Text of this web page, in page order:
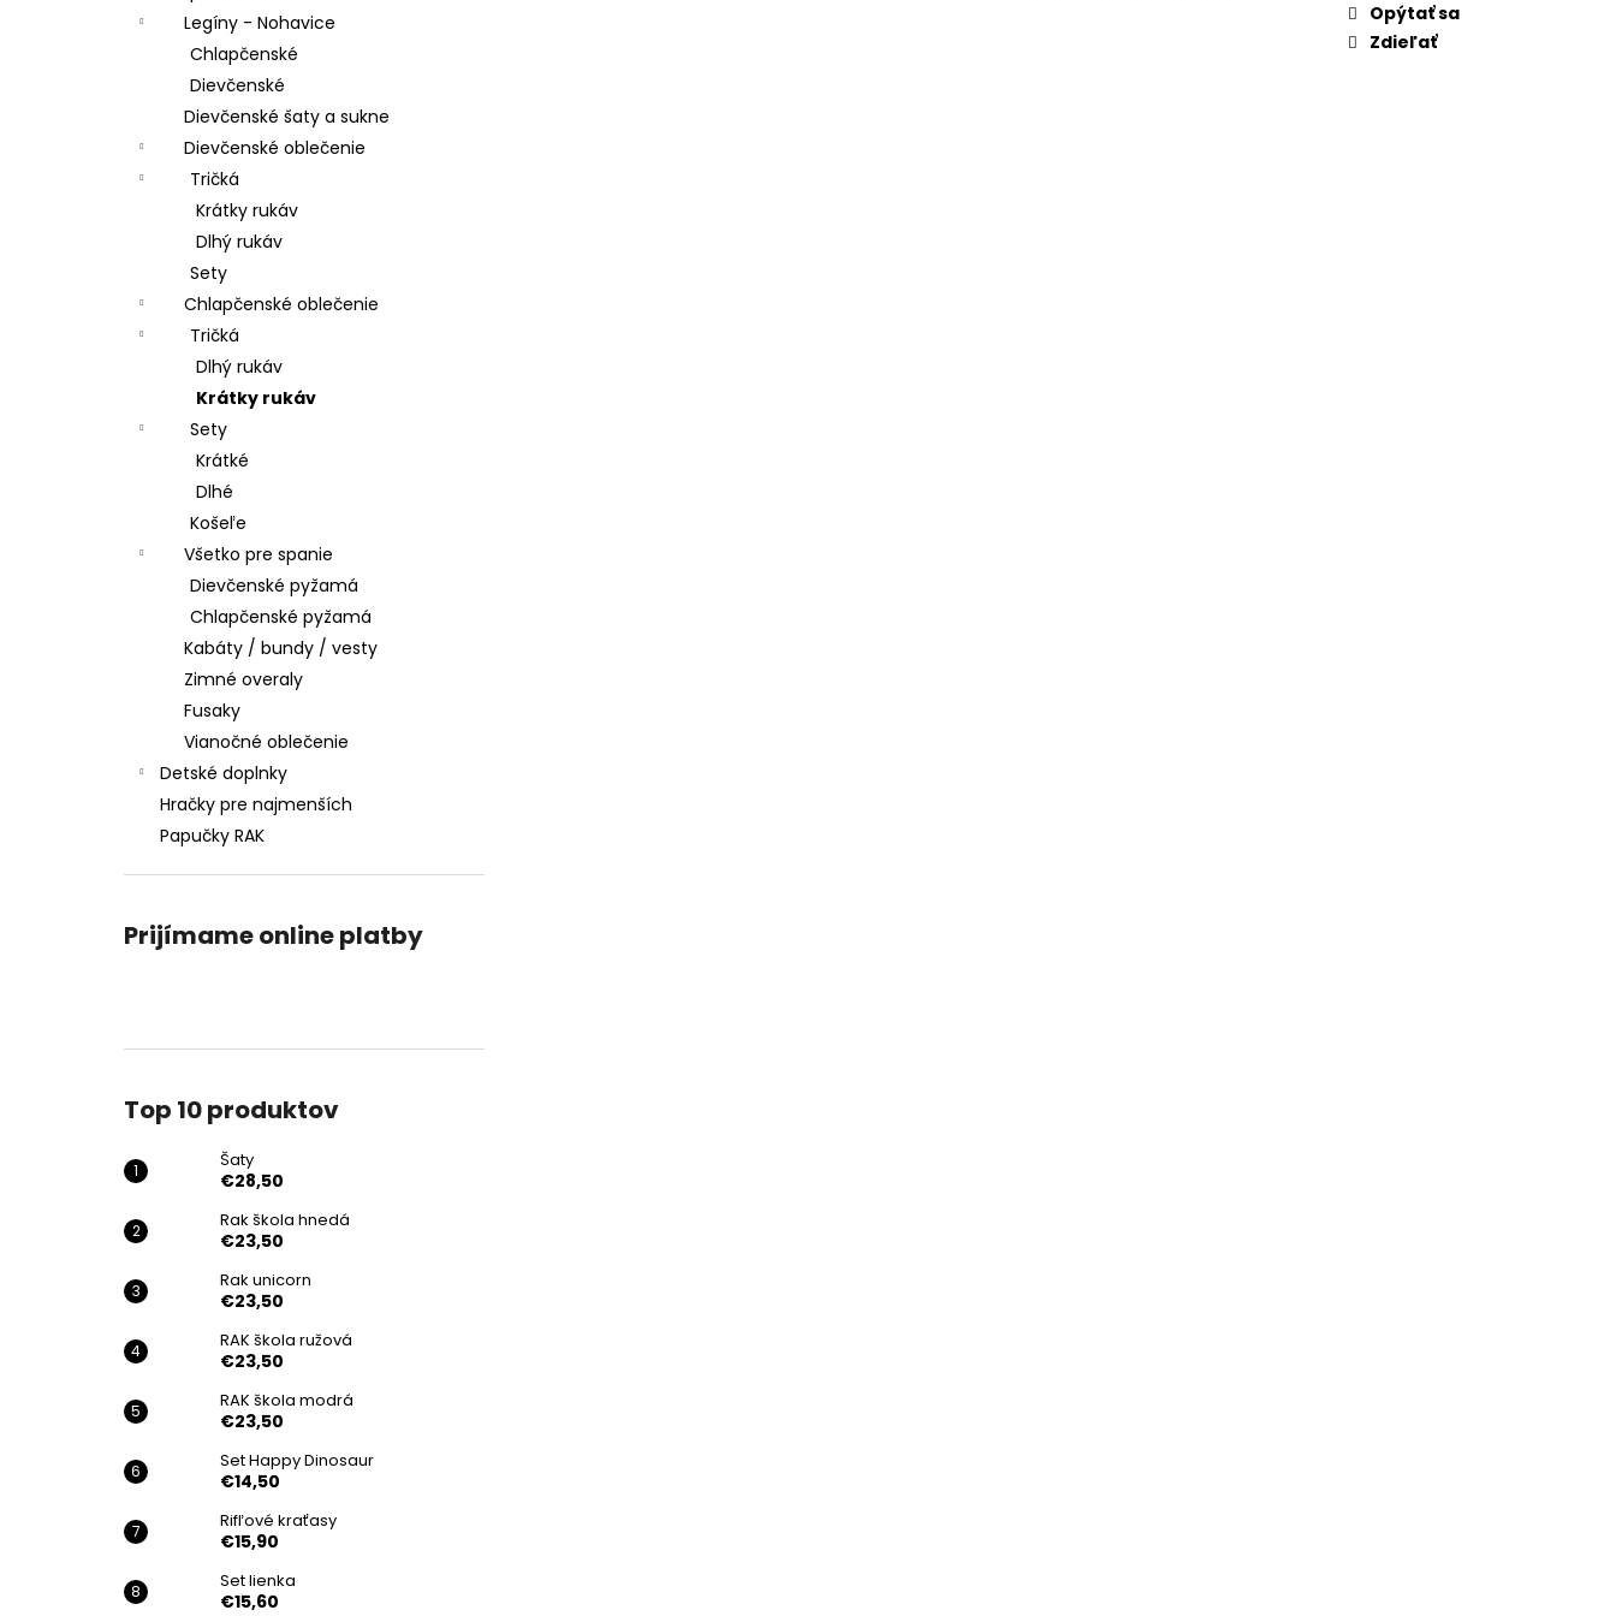
Legíny - Nohavice
Chlapčenské
Dievčenské
Dievčenské šaty a sukne
Dievčenské oblečenie
Tričká
Krátky rukáv
Dlhý rukáv
Sety
Chlapčenské oblečenie
Tričká
Dlhý rukáv
Krátky rukáv
Sety
Krátké
Dlhé
Košeľe
Všetko pre spanie
Dievčenské pyžamá
Chlapčenské pyžamá
Kabáty / bundy / vesty
Zimné overaly
Fusaky
Vianočné oblečenie
Detské doplnky
Hračky pre najmenších
Papučky RAK
Prijímame online platby
Top 10 produktov
Šaty
€28,50
Rak škola hnedá
€23,50
Rak unicorn
€23,50
RAK škola ružová
€23,50
RAK škola modrá
€23,50
Set Happy Dinosaur
€14,50
Rifľové kraťasy
€15,90
Set lienka
€15,60
Opýtať sa
Zdieľať